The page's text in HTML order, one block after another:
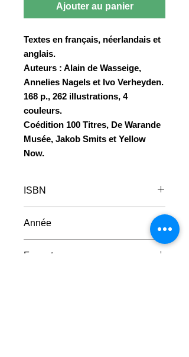
Ajouter au panier
Textes en français, néerlandais et
anglais.
Auteurs : Alain de Wasseige,
Annelies Nagels et Ivo Verheyden.
168 p., 262 illustrations, 4
couleurs.
Coédition 100 Titres, De Warande
Musée, Jakob Smits et Yellow
Now.
ISBN
Année
Format